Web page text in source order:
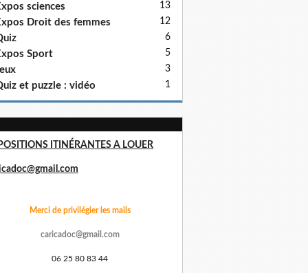
sciences 13
Droit des femmes 12
6
Sport 5
3
et puzzle : vidéo 1
ITINÉRANTES A LOUER
Merci de privilégier les mails
caricadoc@gmail.com
06 25 80 83 44